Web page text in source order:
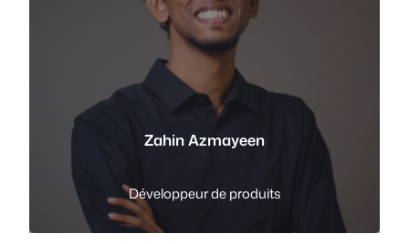
Zahin Azmayeen
Développeur de produits